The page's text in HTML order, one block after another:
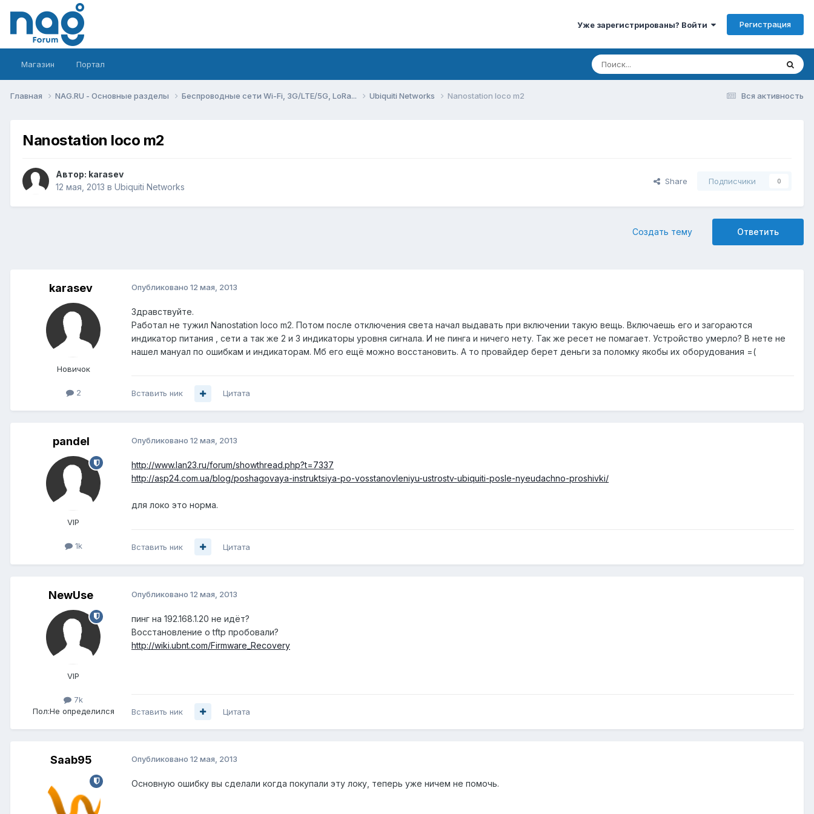
Уже зарегистрированы? Войти Регистрация
Магазин Портал
Вся активность
Главная NAG.RU - Основные разделы Беспроводные сети Wi-Fi, 3G/LTE/5G, LoRa... Ubiquiti Networks Nanostation loco m2
Nanostation loco m2
Автор: karasev
12 мая, 2013 в Ubiquiti Networks
Share Подписчики 0
Ответить
Создать тему
karasev
Новичок
2
Опубликовано 12 мая, 2013
Здравствуйте.
Работал не тужил Nanostation loco m2. Потом после отключения света начал выдавать при включении такую вещь. Включаешь его и загораются
индикатор питания , сети а так же 2 и 3 индикаторы уровня сигнала. И не пинга и ничего нету. Так же ресет не помагает. Устройство умерло? В нете не
нашел мануал по ошибкам и индикаторам. Мб его ещё можно восстановить. А то провайдер берет деньги за поломку якобы их оборудования =(
Вставить ник Цитата
pandel
VIP
1k
Опубликовано 12 мая, 2013
http://www.lan23.ru/forum/showthread.php?t=7337
http://asp24.com.ua/blog/poshagovaya-instruktsiya-po-vosstanovleniyu-ustrostv-ubiquiti-posle-nyeudachno-proshivki/
для локо это норма.
Вставить ник Цитата
NewUse
VIP
7k
Пол:Не определился
Опубликовано 12 мая, 2013
пинг на 192.168.1.20 не идёт?
Восстановление о tftp пробовали?
http://wiki.ubnt.com/Firmware_Recovery
Вставить ник Цитата
Saab95 Опубликовано 12 мая, 2013
Основную ошибку вы сделали когда покупали эту локу, теперь уже ничем не помочь.